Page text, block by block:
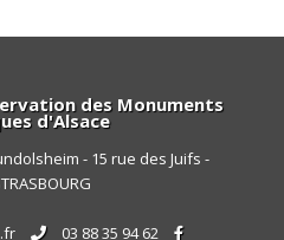
des Monuments
d'Alsace
- 15 rue des Juifs -
03 88 35 94 62